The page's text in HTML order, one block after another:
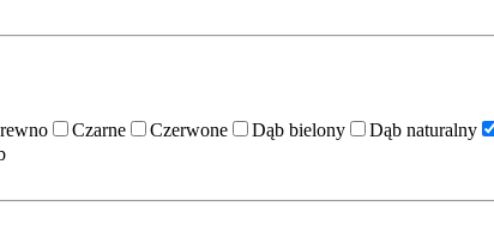
Czarne Czerwone Dąb bielony Dąb naturalny